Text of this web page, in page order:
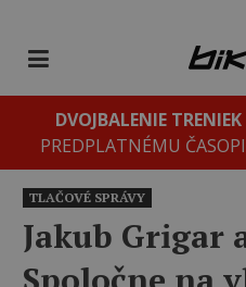
DVOJBALENIE
PREDPLATNÉMU
TLAČOVÉ SPRÁVY
Jakub Grigar